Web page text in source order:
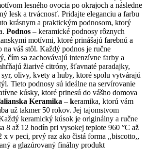
lesného ovocia po okrajoch a následne
lesk a trvácnosť. Pridajte eleganciu a farbu
krásnym a praktickým podnosom, ktorý
Podnos – keramické podnosy rôznych
motívmi, ktoré prinášajú farebnú a
na váš stôl. Každý podnos je ručne
čím sa zachovávajú intenzívne farby a
žiarivé citróny, šťavnaté paradajky,
olivy, kvety a huby, ktoré spolu vytvárajú
Tieto podnosy sú ideálne na servírovanie
kúsky, ktoré prinesú do vášho domova
Keramika – keramika, ktorú vám
už takmer 50 rokov. Jej tajomstvom
keramický kúsok je originálny a ručne
8 až 12 hodín pri vysokej teplote 960 °C až
x v peci, prvý raz ako čistá forma ,,biscotto,,
a glazúrovaný finálny produkt